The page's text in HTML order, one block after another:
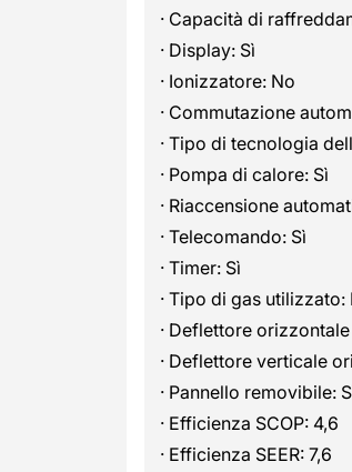
· Capacità di
· Display: Sì
· Ionizzatore: No
· Commutazione
· Tipo di tecnologia
· Pompa di calore: Sì
· Riaccensione
· Telecomando: Sì
· Timer: Sì
· Tipo di gas utilizzato:
· Deflettore
· Deflettore verticale
· Pannello removibile:
· Efficienza SCOP: 4,6
· Efficienza SEER: 7,6